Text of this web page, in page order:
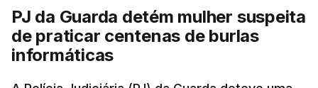
PJ da Guarda detém mulher suspeita
de praticar centenas de burlas
informáticas